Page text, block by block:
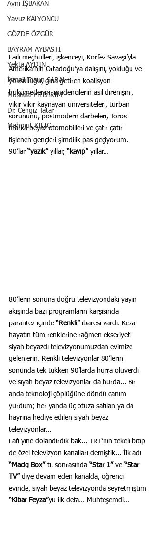
Avni İŞBAKAN
Yavuz KALYONCU
GÖZDE ÖZGÜR
BAYRAM AYBASTI
Yekta AYDIN
İsmail Tosun SARAL
Mustafa YILDIRIM
Dr. Cengiz Tatar
Mahmut KILIÇ
Faili meçhulleri, işkenceyi, Körfez Savaşı’yla
Amerika’nın Ortadoğu’ya dalışını, yokluğu ve
yoksulluğu, gına getiren koalisyon
hükümetlerini, madencilerin asil direnişini,
vıkır vıkır kaynayan üniversiteleri, türban
sorununu, postmodern darbeleri, Toros
marka beyaz otomobilleri ve çatır çatır
fişlenen gençleri şimdilik pas geçiyorum.
90’lar “yazık” yıllar, “kayıp” yıllar...
80’lerin sonuna doğru televizyondaki yayın
akışında bazı programların karşısında
parantez içinde “Renkli” ibaresi vardı. Keza
hayatın tüm renklerine rağmen ekseriyeti
siyah beyazdı televizyonumuzdan evimize
gelenlerin. Renkli televizyonlar 80’lerin
sonunda tek tükken 90’larda hurra oluverdi
ve siyah beyaz televizyonlar da hurda... Bir
anda teknoloji çöplüğüne döndü canım
yurdum; her yanda üç otuza satılan ya da
hayrına hediye edilen siyah beyaz
televizyonlar...
Lafı yine dolandırdık bak... TRT‘nin tekeli bitip
de özel televizyon kanalları demiştik... İlk adı
“Macig Box” tı, sonrasında “Star 1” ve “Star
TV” diye devam eden kanalda, öğrenci
evinde, siyah beyaz televizyonda seyretmiştim
“Kibar Feyza”yu ilk defa... Muhteşemdi...